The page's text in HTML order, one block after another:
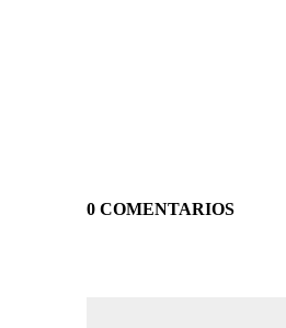
0 COMENTARIOS